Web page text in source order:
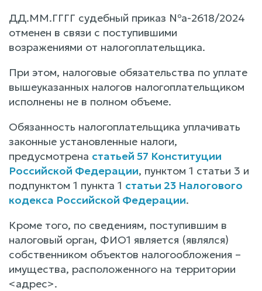
ДД.ММ.ГГГГ судебный приказ №а-2618/2024
отменен в связи с поступившими
возражениями от налогоплательщика.
При этом, налоговые обязательства по уплате
вышеуказанных налогов налогоплательщиком
исполнены не в полном объеме.
Обязанность налогоплательщика уплачивать
законные установленные налоги,
предусмотрена статьей 57 Конституции
Российской Федерации, пунктом 1 статьи 3 и
подпунктом 1 пункта 1 статьи 23 Налогового
кодекса Российской Федерации.
Кроме того, по сведениям, поступившим в
налоговый орган, ФИО1 является (являлся)
собственником объектов налогообложения –
имущества, расположенного на территории
<адрес>.